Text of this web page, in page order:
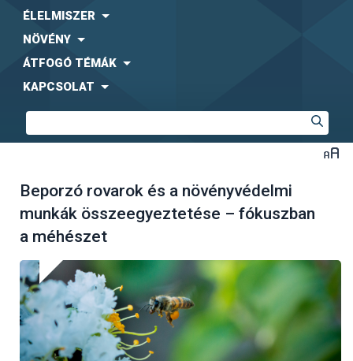
ÉLELMISZER
NÖVÉNY
ÁTFOGÓ TÉMÁK
KAPCSOLAT
Beporzó rovarok és a növényvédelmi
munkák összeegyeztetése – fókuszban
a méhészet